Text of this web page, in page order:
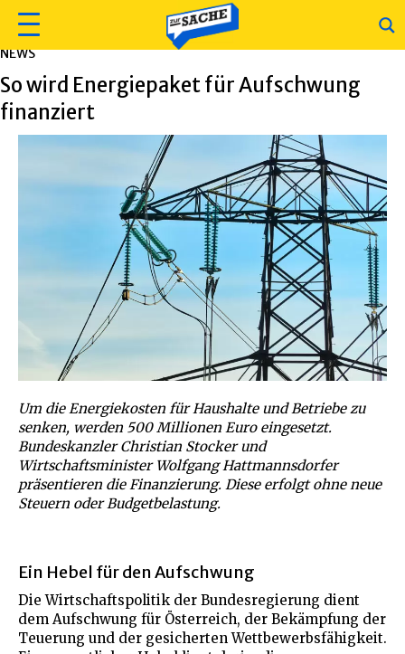
NEWS
So wird Energiepaket für Aufschwung
finanziert
Um die Energiekosten für Haushalte und Betriebe zu
senken, werden 500 Millionen Euro eingesetzt.
Bundeskanzler Christian Stocker und
Wirtschaftsminister Wolfgang Hattmannsdorfer
präsentieren die Finanzierung. Diese erfolgt ohne neue
Steuern oder Budgetbelastung.
Ein Hebel für den Aufschwung
Die Wirtschaftspolitik der Bundesregierung dient
dem Aufschwung für Österreich, der Bekämpfung der
Teuerung und der gesicherten Wettbewerbsfähigkeit.